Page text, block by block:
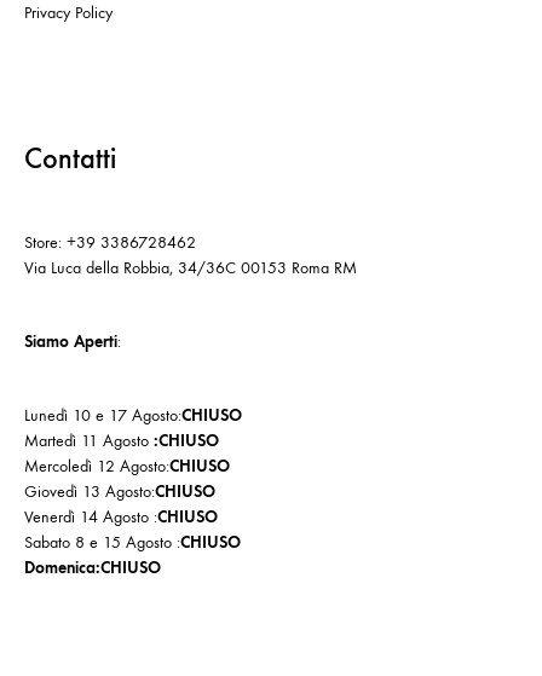
Privacy Policy
Contatti
Store: +39 3386728462
Via Luca della Robbia, 34/36C 00153 Roma RM
Siamo Aperti:
Lunedì 10 e 17 Agosto:CHIUSO
Martedì 11 Agosto :CHIUSO
Mercoledì 12 Agosto:CHIUSO
Giovedì 13 Agosto:CHIUSO
Venerdì 14 Agosto :CHIUSO
Sabato 8 e 15 Agosto :CHIUSO
Domenica:CHIUSO